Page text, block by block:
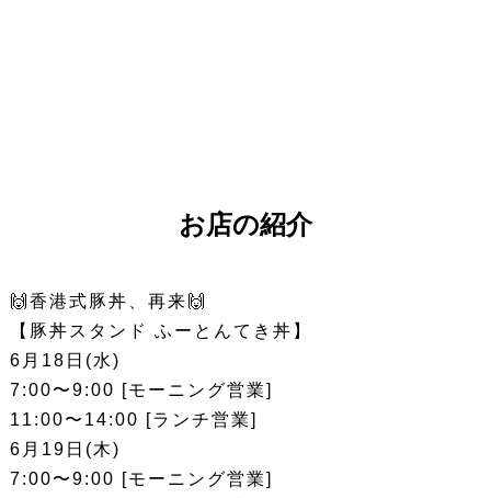
お店の紹介
🙌香港式豚丼、再来🙌
【豚丼スタンド ふーとんてき丼】
6月18日(水)
7:00〜9:00 [モーニング営業]
11:00〜14:00 [ランチ営業]
6月19日(木)
7:00〜9:00 [モーニング営業]